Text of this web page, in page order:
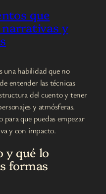
que
y
una habilidad que no
entender las técnicas
del cuento y tener
y atmósferas.
para que puedas empezar
y con impacto.
y qué lo
formas